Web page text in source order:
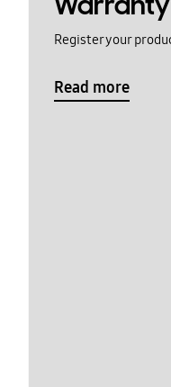
Register your
Read more